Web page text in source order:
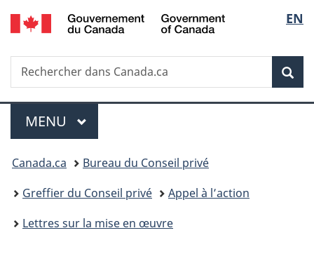
Passer
au
principal
Passer
à
Au
du
Passer
à
version
simplifiée
de
la
EN
Recherche
Rechercher
dans
Menu
MENU PRINCIPAL
Vous
êtes
ici :
Canada.ca
Bureau du Conseil privé
Greffier du Conseil privé
Appel à l’action
Lettres sur la mise en œuvre